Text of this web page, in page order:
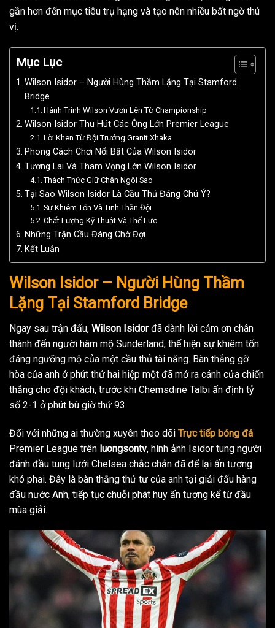
gần hơn đến mục tiêu trụ hạng và tạo nên nhiều bất ngờ thú
vị.
Mục Lục
Wilson Isidor – Người Hùng Thầm Lặng Tại Stamford
Bridge
Hành Trình Wilson Vươn Lên Từ Championship
Wilson Isidor Thu Hút Các Ông Lớn Premier League
Lời Khen Từ Đội Trưởng Granit Xhaka
Phong Cách Chơi Nổi Bật Của Wilson Isidor
Tương Lai Và Tham Vọng Lớn Wilson Isidor
Thách Thức Giữ Chân Ngôi Sao
Tại Sao Wilson Isidor Là Cầu Thủ Đáng Chú Ý?
Sự Khiêm Tốn Và Tinh Thần Đội
Chất Lượng Kỹ Thuật Và Thể Lực
Những Trận Cầu Đáng Chờ Đợi
Kết Luận
Wilson Isidor – Người Hùng Thầm
Lặng Tại Stamford Bridge
Ngay sau trận đấu, Wilson Isidorđã dành lời cảm ơn chân
thành đến người hâm mộ Sunderland, thể hiện sự khiêm tốn
đáng ngưỡng mộ của một cầu thủ tài năng. Bàn thắng gỡ
hòa của anh ở phút thứ hai hiệp một đã mở ra cánh cửa chiến
thắng cho đội khách, trước khi Chemsdine Talbi ấn định tỷ
số 2-1 ở phút bù giờ thứ 93.
Đối với những ai thường xuyên theo dõi Trực tiếp bóng đá
Premier League trên luongsontv, hình ảnh Isidor tung người
đánh đầu tung lưới Chelsea chắc chắn đã để lại ấn tượng
khó phai. Đây là bàn thắng thứ tư của anh tại giải đấu hàng
đầu nước Anh, tiếp tục chuỗi phát huy ấn tượng kể từ đầu
mùa giải.